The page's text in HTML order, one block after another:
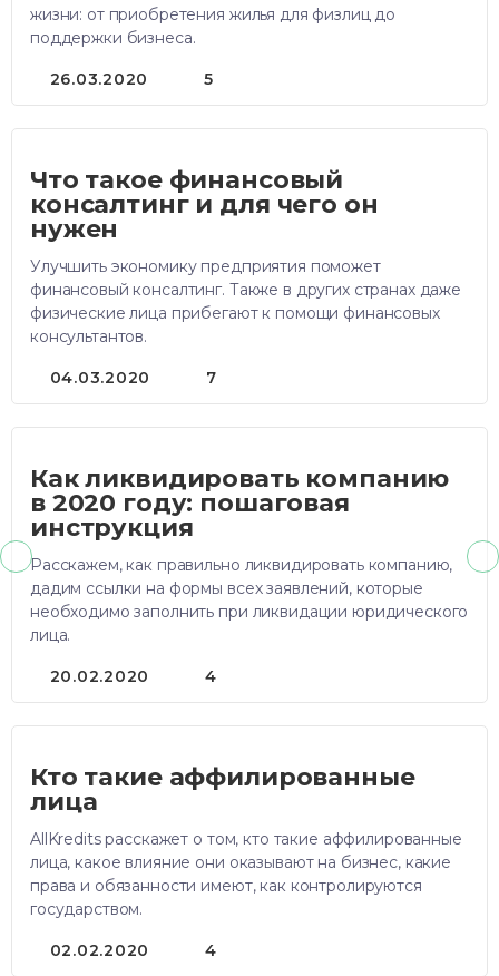
жизни: от приобретения жилья для физлиц до
поддержки бизнеса.
26.03.2020 5
Что такое финансовый
консалтинг и для чего он
нужен
Улучшить экономику предприятия поможет
финансовый консалтинг. Также в других странах даже
физические лица прибегают к помощи финансовых
консультантов.
04.03.2020 7
Как ликвидировать компанию
в 2020 году: пошаговая
инструкция
Расскажем, как правильно ликвидировать компанию,
дадим ссылки на формы всех заявлений, которые
необходимо заполнить при ликвидации юридического
лица.
20.02.2020 4
Кто такие аффилированные
лица
AllKredits расскажет о том, кто такие аффилированные
лица, какое влияние они оказывают на бизнес, какие
права и обязанности имеют, как контролируются
государством.
02.02.2020 4